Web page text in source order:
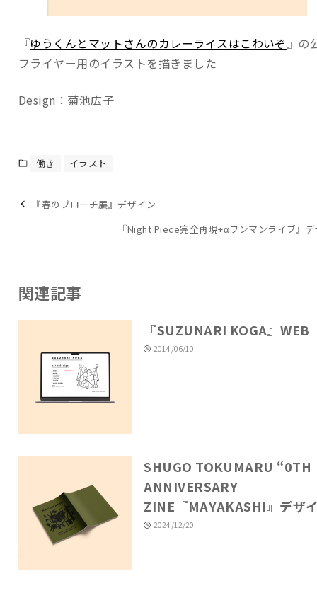
『ゆうくんとマットさんのカレーライスはこわいぞ 』の
フライヤー用のイラストを描きました
Design：菊池広子
働き イラスト
『春のブローチ展』デザイン
『Night Piece完全再現+αワンマンライブ』
関連記事
『SUZUNARI KOGA』WEB
2014/06/10
SHUGO TOKUMARU “0TH
ANNIVERSARY
ZINE『MAYAKASHI』デザ
2024/12/20